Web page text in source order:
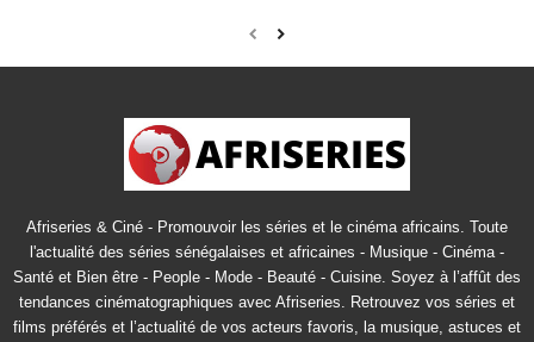
Afriseries & Ciné - Promouvoir les séries et le cinéma africains. Toute
l'actualité des séries sénégalaises et africaines - Musique - Cinéma -
Santé et Bien être - People - Mode - Beauté - Cuisine. Soyez à l’affût des
tendances cinématographiques avec Afriseries. Retrouvez vos séries et
films préférés et l’actualité de vos acteurs favoris, la musique, astuces et